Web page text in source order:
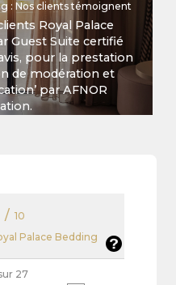
: Nos clients témoignent
Royal Palace
Guest Suite certifié
pour la prestation
de modération et
par AFNOR
/ 10
Palace Bedding
27